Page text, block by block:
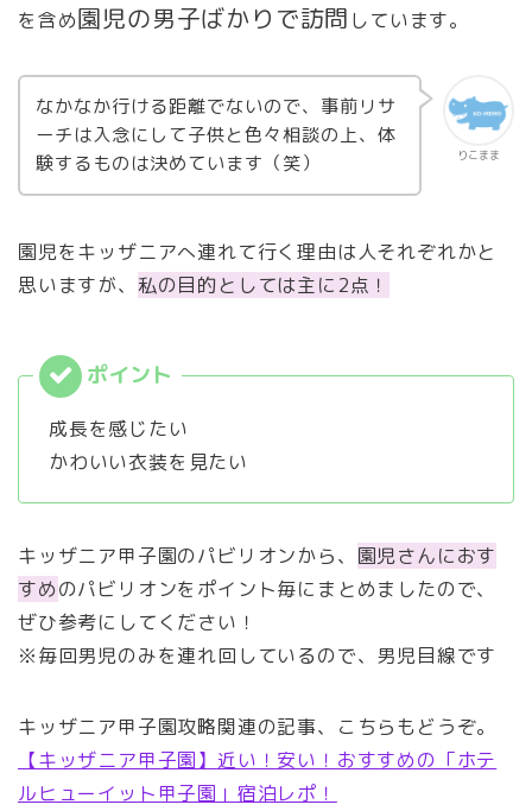
を含め園児の男子ばかりで訪問 しています。
りこまま
なかなか行ける距離でないので、事前リサ
ーチは入念にして子供と色々相談の上、体
験するものは決めています（笑）
園児をキッザニアへ連れて行く理由は人それぞれかと
思いますが、 私の目的としては主に2点！
成長を感じたい
かわいい衣装を見たい
キッザニア甲子園のパビリオンから、 園児さんにおす
すめのパビリオンをポイント毎にまとめましたので、
ぜひ参考にしてください！
※毎回男児のみを連れ回しているので、男児目線です
キッザニア甲子園攻略関連の記事、こちらもどうぞ。
【キッザニア甲子園】近い！安い！おすすめの「ホテ
ルヒューイット甲子園」宿泊レポ！